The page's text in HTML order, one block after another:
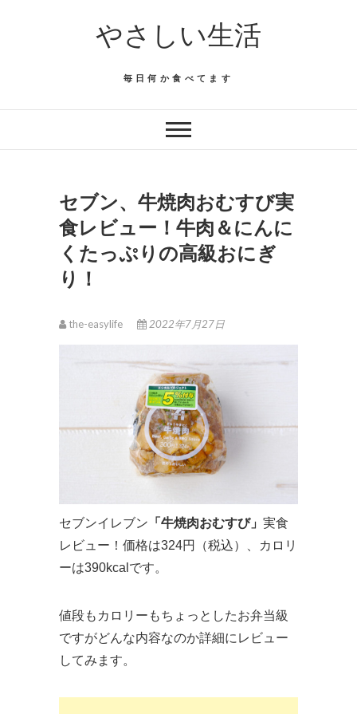
やさしい生活
毎日何か食べてます
セブン、牛焼肉おむすび実
食レビュー！牛肉＆にんに
くたっぷりの高級おにぎ
り！
the-easylife 2022年7月27日
セブンイレブン 「牛焼肉おむすび」 実食
レビュー！価格は324円（税込）、カロリ
ーは390kcalです。
値段もカロリーもちょっとしたお弁当級
ですがどんな内容なのか詳細にレビュー
してみます。